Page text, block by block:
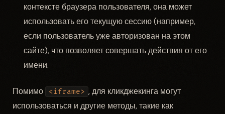
контексте браузера пользователя, она может
использовать его текущую сессию (например,
если пользователь уже авторизован на этом
сайте), что позволяет совершать действия от его
имени.
Помимо <iframe> , для кликджекинга могут
использоваться и другие методы, такие как